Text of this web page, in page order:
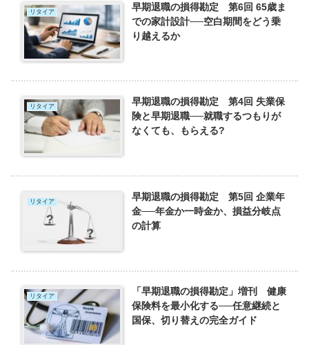
リタイア
早期退職の損得勘定 第6回 65歳ま
での家計設計──空白期間をどう乗
り越えるか
リタイア
早期退職の損得勘定 第4回 失業保
険と早期退職──就職するつもりが
なくても、もらえる?
リタイア
早期退職の損得勘定 第5回 企業年
金──年金か一時金か、損益分岐点
の計算
リタイア
「早期退職の損得勘定」増刊 健康
保険料を最小化する──任意継続と
国保、切り替えの完全ガイド